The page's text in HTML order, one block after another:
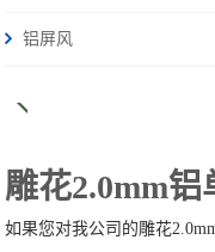
铝屏风
雕花2.0mm铝
如果您对我公司的雕花